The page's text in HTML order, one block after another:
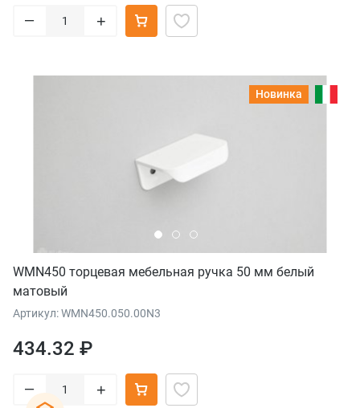
– +
Новинка
WMN450 торцевая мебельная ручка 50 мм белый
матовый
Артикул: WMN450.050.00N3
434.32 ₽
– +